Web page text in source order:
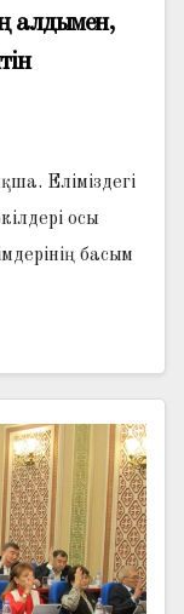
алдымен,
Еліміздегі
осы
басым